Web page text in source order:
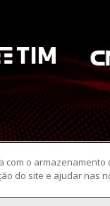
com o
do site e ajudar nas